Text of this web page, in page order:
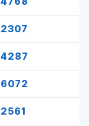
2307
4287
6072
2561